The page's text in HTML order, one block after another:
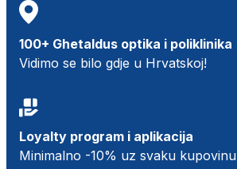
100+ Ghetaldus optika i poliklinika
Vidimo se bilo gdje u Hrvatskoj!
Loyalty program i aplikacija
Minimalno -10% uz svaku kupovinu